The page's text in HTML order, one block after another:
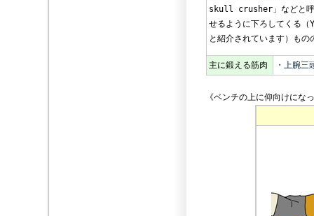
skull crusher」などと呼
せるように下ろしてくる
と紹介されています）も
主に鍛える筋肉 ・上腕
《ベンチの上に仰向けにな